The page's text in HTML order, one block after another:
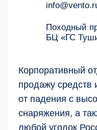
Походный
БЦ «ГС
Корпоративный
продажу средств
от падения с
снаряжения, а
любой уголок